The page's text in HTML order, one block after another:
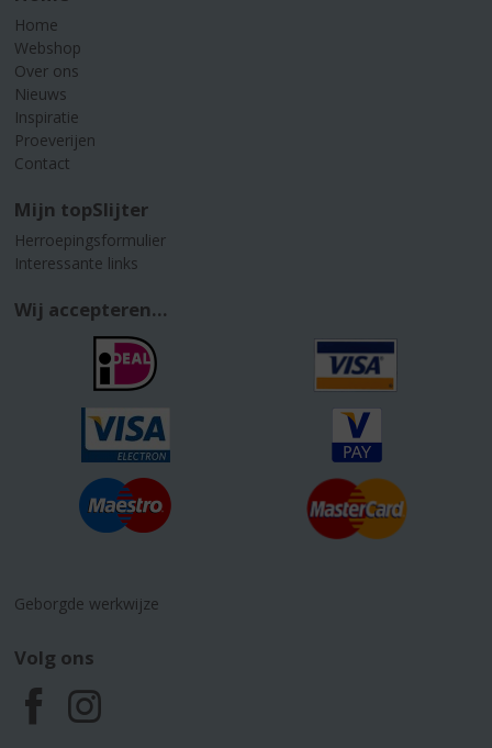
Home
Webshop
Over ons
Nieuws
Inspiratie
Proeverijen
Contact
Mijn topSlijter
Herroepingsformulier
Interessante links
Wij accepteren...
Geborgde werkwijze
Volg ons
F
I